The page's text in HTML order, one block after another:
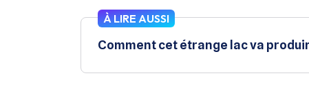
À LIRE AUSSI
Comment cet étrange lac va